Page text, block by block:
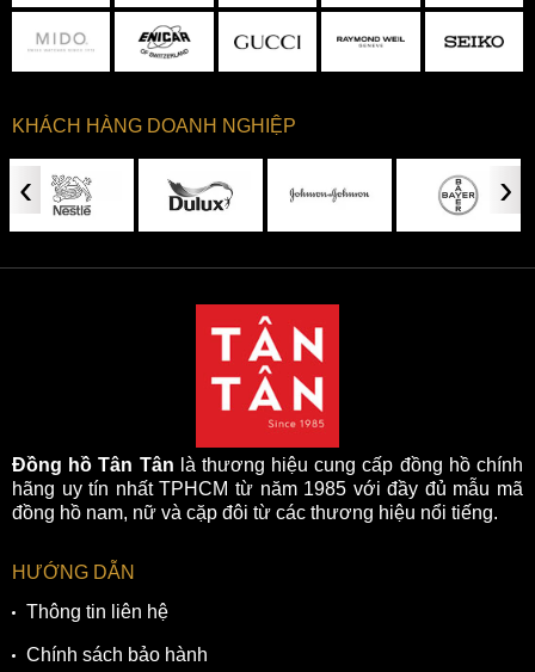
KHÁCH HÀNG DOANH NGHIỆP
‹ ›
Đồng hồ Tân Tân là thương hiệu cung cấp đồng hồ chính
hãng uy tín nhất TPHCM từ năm 1985 với đầy đủ mẫu mã
đồng hồ nam, nữ và cặp đôi từ các thương hiệu nổi tiếng.
HƯỚNG DẪN
Thông tin liên hệ
Chính sách bảo hành